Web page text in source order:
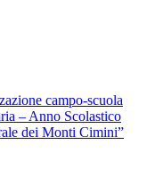
campo-scuola
– Anno Scolastico
dei Monti Cimini”